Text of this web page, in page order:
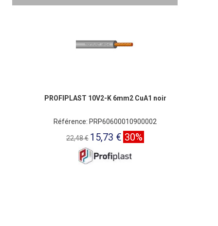
PROFIPLAST 10V2-K 6mm2 CuA1 noir
Référence: PRP60600010900002
22,48 € 15,73 € 30%